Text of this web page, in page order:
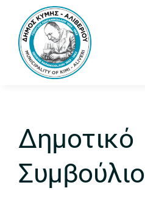
content
Δημοτικό
Συμβούλιο